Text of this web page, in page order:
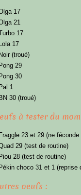
17
21
17
Lola 17
Noir (troué)
Pong 29
Pong 30
Pal 1
BN 30 (troué)
à tester du
Fraggle 23 et 29 (ne
29 (test de routine)
Piou 28 (test de routine)
Pékin choco 31 et 1 (reprise
oeufs :